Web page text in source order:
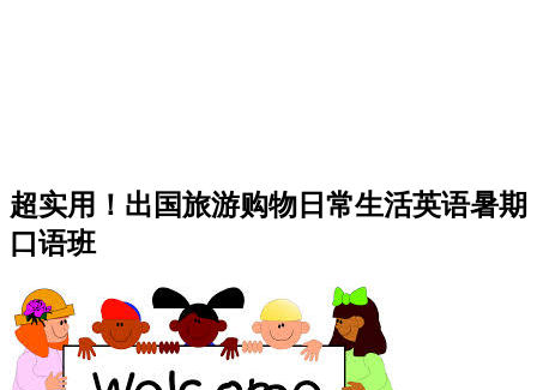
超实用！出国旅游购物日常生活英语暑期
口语班